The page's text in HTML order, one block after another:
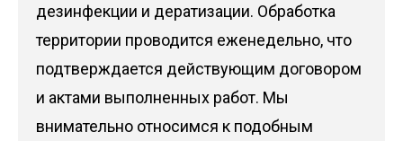
дезинфекции и дератизации. Обработка
территории проводится еженедельно, что
подтверждается действующим договором
и актами выполненных работ. Мы
внимательно относимся к подобным